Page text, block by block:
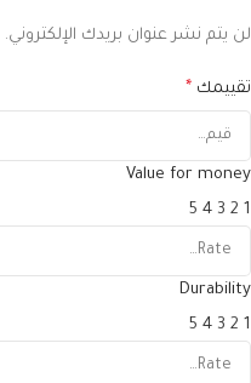
لن يتم نشر عنوان بريدك الإلكتروني.
تقييمك *
Value for money
1
2
3
4
5
Durability
1
2
3
4
5